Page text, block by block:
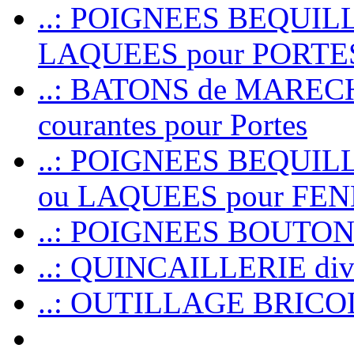
..: POIGNEES
LAQUEES pour
..: BATONS de
courantes pour Portes
..: POIGNEES
ou LAQUEES pour
..: POIGNEES
..: QUINCAILLERIE
..: OUTILLAGE